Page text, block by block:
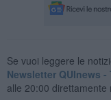
Se vuoi leggere le
Newsletter QUInews -
alle 20:00 direttamente